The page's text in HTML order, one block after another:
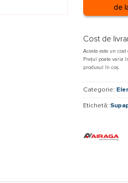
de
Cost de
Acesta este un
Prețul poate varia
produsul în coș.
Categorie:
Etichetă: